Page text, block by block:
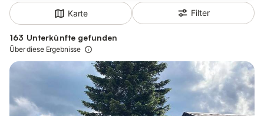
Karte Filter
163 Unterkünfte gefunden
Über diese Ergebnisse